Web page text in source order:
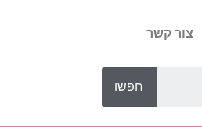
צור קשר
חפשו